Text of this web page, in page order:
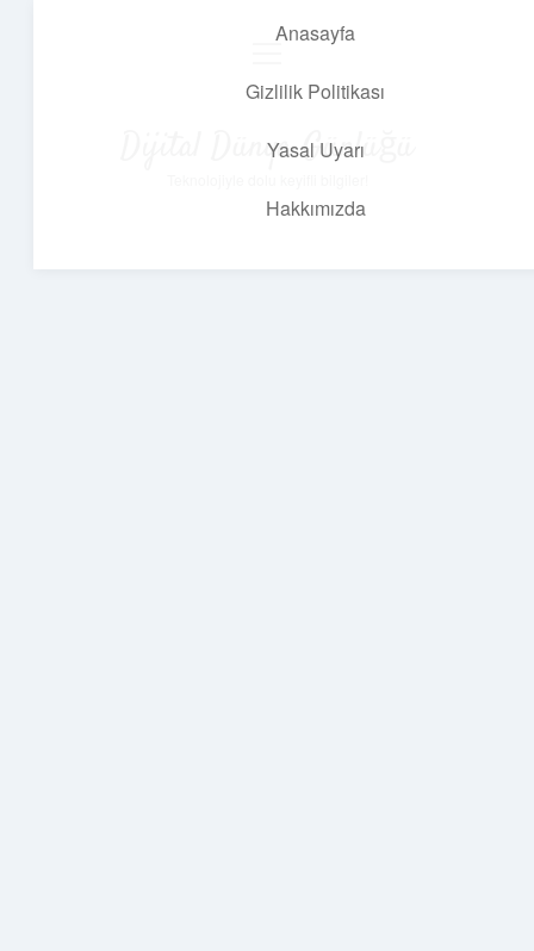
Anasayfa
Gizlilik Politikası
Yasal Uyarı
Hakkımızda
Dijital Dünya Günlüğü